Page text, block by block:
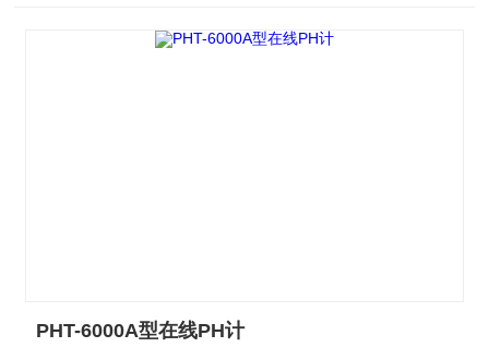
PHT-6000A型在线PH计